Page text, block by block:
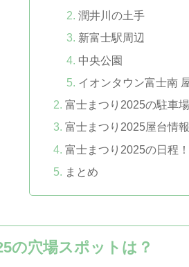
潤井川の土手
新富士駅周辺
中央公園
イオンタウン富士南
富士まつり2025の駐車
富士まつり2025屋台情報
富士まつり2025の日程！
まとめ
の穴場スポットは？